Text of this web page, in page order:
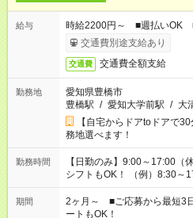
給与
時給2200円～ ■週払いOK
交通費別途支給あり
交通費 交通費全額支給
勤務地
愛知県豊橋市
豊橋駅 / 愛知大学前駅 / 大
【自宅からドアtoドアで
務地選べます！
勤務時間
【日勤のみ】9:00～17:00（休憩60分） ■ご希
シフトもOK！ （例）
「家族とお休みを合わせた
など、あなたのご希望に沿った
ーク希望の方へ 今ご覧のお
期間
2ヶ月～ ■ご応募から最短3
ートもOK！